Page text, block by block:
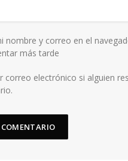
nombre y correo en el
más tarde
correo electrónico si alguien